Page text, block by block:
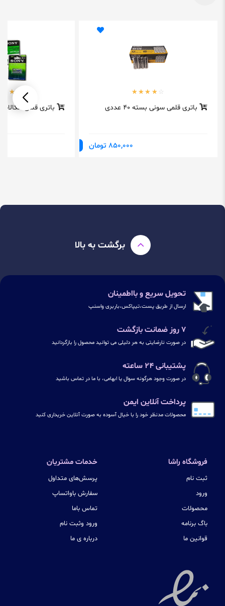
باتری قلمی سونی بسته 40 عددی
850,000 تومان
باتری قلمی
برگشت به بالا
تحویل سریع و بااطمینان
ارسال از طریق پست،تیپاکس،باربری واسنپ
۷ روز ضمانت بازگشت
در صورت نارضایتی به هر دلیلی می توانید محصول را بازگردانید
پشتیبانی ۲۴ ساعته
در صورت وجود هرگونه سوال یا ابهامی، با ما در تماس باشید
پرداخت آنلاین ایمن
محصولات مدنظر خود را با خیال آسوده به صورت آنلاین خریداری کنید
فروشگاه راشا
ثبت نام
ورود
محصولات
باگ برنامه
قوانین ما
خدمات مشتریان
پرسش‌های متداول
سفارش باواتساپ
تماس باما
ورود وثبت نام
درباره ی ما